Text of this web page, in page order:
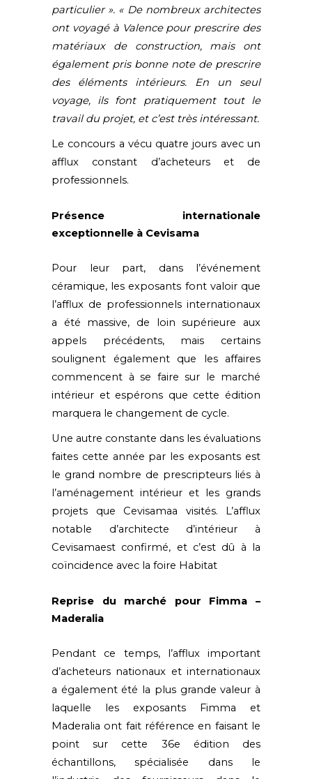
particulier ». « De nombreuxarchitectes
ont voyagé à Valence pour prescrire des
matériaux de construction, mais ont
également pris bonne note de prescrire
des éléments intérieurs. En un seul
voyage, ils font pratiquement tout le
travail du projet, et c’est très intéressant.
Le concours a vécu quatre jours avec un
afflux constant d’acheteurs et de
professionnels.
Présence internationale
exceptionnelle à Cevisama
Pour leur part, dans l’événement
céramique, les exposants font valoir que
l’afflux de professionnels internationaux
a été massive, de loin supérieure aux
appels précédents, mais certains
soulignent également que les affaires
commencent à se faire sur le marché
intérieur et espérons que cette édition
marquera le changement de cycle.
Une autre constante dans les évaluations
faites cette année par les exposants est
le grand nombre de prescripteurs liés à
l’aménagement intérieur et les grands
projets que Cevisamaa visités. L’afflux
notable d’architecte d’intérieur à
Cevisamaest confirmé, et c’est dû à la
coïncidence avec la foire Habitat
Reprise du marché pour Fimma –
Maderalia
Pendant ce temps, l’afflux important
d’acheteurs nationaux et internationaux
a également été la plus grande valeur à
laquelle les exposants Fimma et
Maderalia ont fait référence en faisant le
point sur cette 36e édition des
échantillons, spécialisée dans le